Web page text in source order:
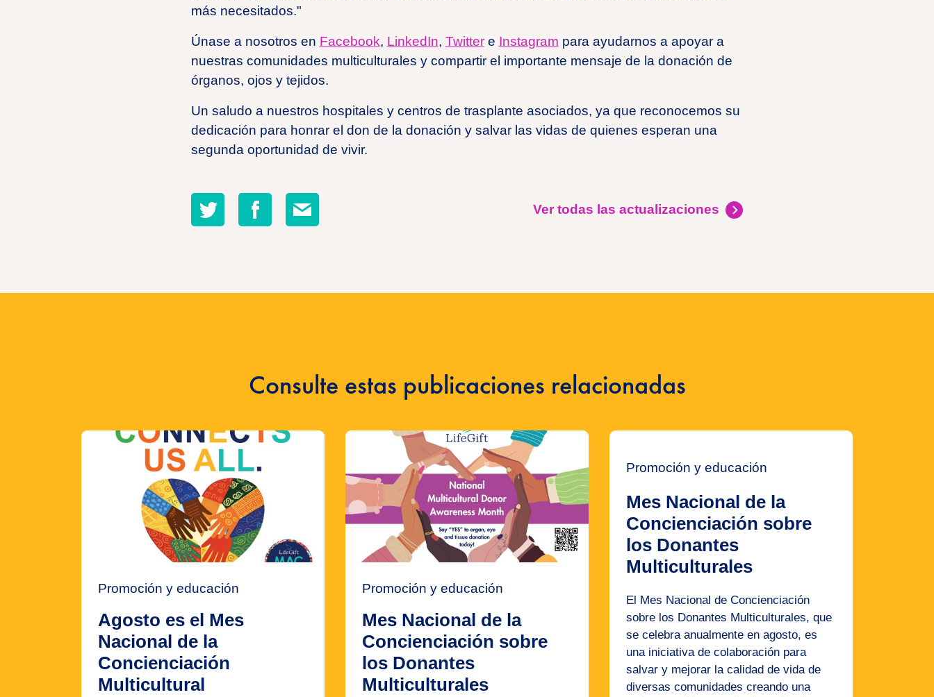
más necesitados."
Únase a nosotros en Facebook, LinkedIn, Twittere Instagram para ayudarnos a apoyar a
nuestras comunidades multiculturales y compartir el importante mensaje de la donación de
órganos, ojos y tejidos.
Un saludo a nuestros hospitales y centros de trasplante asociados, ya que reconocemos su
dedicación para honrar el don de la donación y salvar las vidas de quienes esperan una
segunda oportunidad de vivir.
Compartir
en
Compartir
en
Compartir
por
Ver todas las actualizaciones
Consulte estas publicaciones relacionadas
Promoción y educación
Agosto es el Mes
Nacional de la
Concienciación
Multicultural
Promoción y educación
Mes Nacional de la
Concienciación sobre
los Donantes
Multiculturales
Promoción y educación
Mes Nacional de la
Concienciación sobre
los Donantes
Multiculturales
El Mes Nacional de Concienciación
sobre los Donantes Multiculturales, que
se celebra anualmente en agosto, es
una iniciativa de colaboración para
salvar y mejorar la calidad de vida de
diversas comunidades creando una